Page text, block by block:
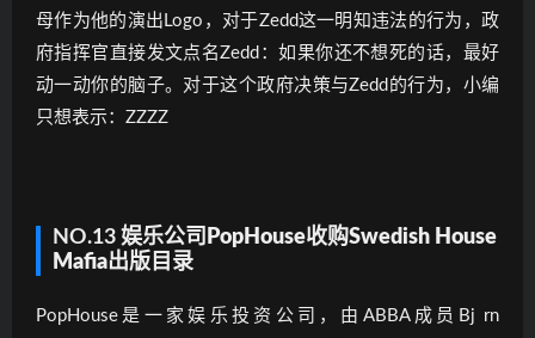
母作为他的演出Logo，对于Zedd这一明知违法的行为，政
府指挥官直接发文点名Zedd：如果你还不想死的话，最好
动一动你的脑子。对于这个政府决策与Zedd的行为，小编
只想表示：ZZZZ
NO.13 娱乐公司PopHouse收购Swedish House
Mafia出版目录
PopHouse是一家娱乐投资公司，由ABBA成员Bj rn